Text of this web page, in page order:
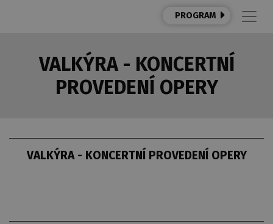
PROGRAM
VALKÝRA - KONCERTNÍ
PROVEDENÍ OPERY
VALKÝRA - KONCERTNÍ PROVEDENÍ OPERY